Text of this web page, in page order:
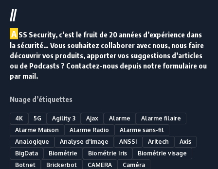
//
A SS Security, c’est le fruit de 20 années d’expérience dans
la sécurité… Vous souhaitez collaborer avec nous, nous faire
découvrir vos produits, apporter vos suggestions d’articles
ou de Podcasts ? Contactez-nous depuis notre formulaire ou
par mail.
Nuage d’étiquettes
4K 5G Agility 3 Ajax Alarme
Alarme filaire
Alarme Maison
Alarme Radio
Alarme sans-fil
Analogique
Analyse d'image ANSSI Aritech
Axis
BigData
Biométrie Biométrie Iris
Biométrie visage
Botnet
Brickerbot CAMERA
Caméra